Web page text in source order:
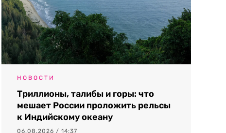
НОВОСТИ
Триллионы, талибы и горы: что
мешает России проложить рельсы
к Индийскому океану
06.08.2026 / 14:37